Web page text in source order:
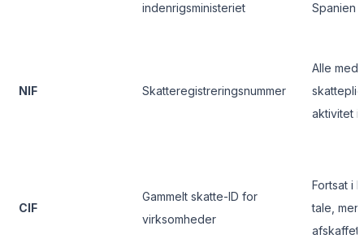
indenrigsministeriet
Spanien
NIF Skatteregistreringsnummer
Alle med
aktivitet i
CIF
Gammelt skatte-ID for
virksomheder
Fortsat i
tale,
afskaffet